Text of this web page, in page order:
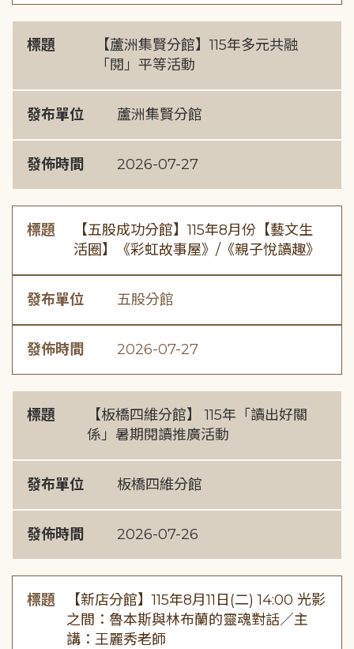
標題
【蘆洲集賢分館】115年多元共融
「閱」平等活動
發布單位 蘆洲集賢分館
發佈時間 2026-07-27
標題
【五股成功分館】115年8月份【藝文生
活圈】《彩虹故事屋》/《親子悅讀趣》
發布單位 五股分館
發佈時間 2026-07-27
標題
【板橋四維分館】 115年「讀出好關
係」暑期閱讀推廣活動
發布單位 板橋四維分館
發佈時間 2026-07-26
標題
【新店分館】115年8月11日(二) 14:00 光影
之間：魯本斯與林布蘭的靈魂對話／主
講：王麗秀老師